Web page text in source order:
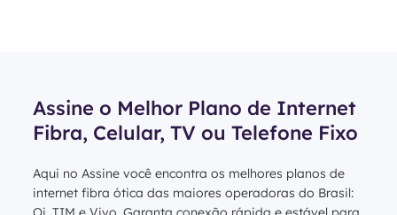
Assine o Melhor Plano de Internet
Fibra, Celular, TV ou Telefone Fixo
Aqui no Assine você encontra os melhores planos de
internet fibra ótica das maiores operadoras do Brasil: